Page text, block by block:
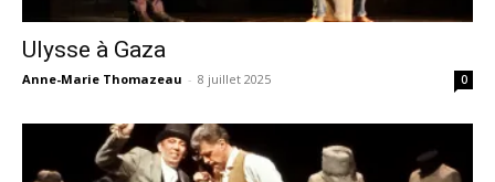
Ulysse à Gaza
Anne-Marie Thomazeau - 8 juillet 2025 0